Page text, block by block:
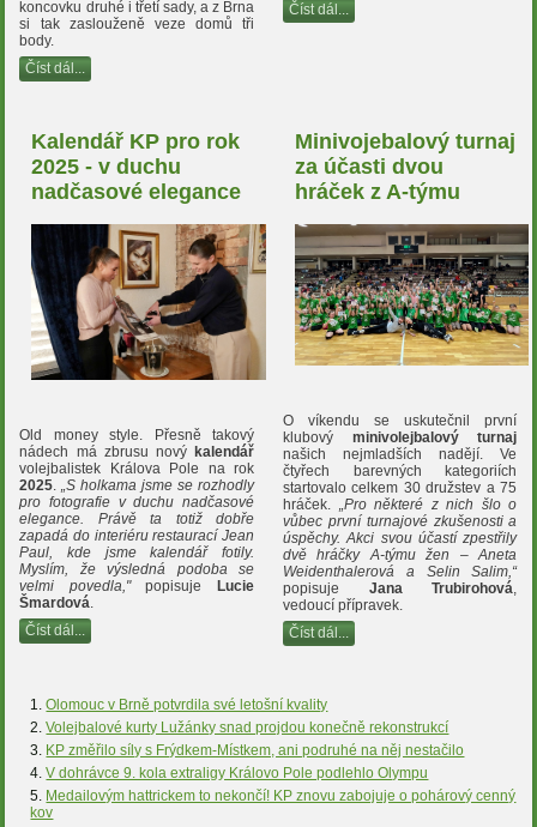
koncovku druhé i třetí sady, a z Brna
si tak zaslouženě veze domů tři
body.
Číst dál...
Číst dál...
Kalendář KP pro rok
2025 - v duchu
nadčasové elegance
Old money style. Přesně takový
nádech má zbrusu nový kalendář
volejbalistek Králova Pole na rok
2025.„S holkama jsme se rozhodly
pro fotografie v duchu nadčasové
elegance. Právě ta totiž dobře
zapadá do interiéru restaurací Jean
Paul, kde jsme kalendář fotily.
Myslím, že výsledná podoba se
velmi povedla,"popisuje
Lucie
Šmardová.
Číst dál...
Minivojebalový turnaj
za účasti dvou
hráček z A-týmu
O víkendu se uskutečnil první
klubový minivolejbalový turnaj
našich nejmladších nadějí. Ve
čtyřech barevných kategoriích
startovalo celkem 30 družstev a 75
hráček. „Pro některé z nich šlo o
vůbec první turnajové zkušenosti a
úspěchy. Akci svou účastí zpestřily
dvě hráčky A-týmu žen – Aneta
Weidenthalerová a Selin Salim,“
popisuje Jana Trubirohová,
vedoucí přípravek.
Číst dál...
Olomouc v Brně potvrdila své letošní kvality
Volejbalové kurty Lužánky snad projdou konečně rekonstrukcí
KP změřilo síly s Frýdkem-Místkem, ani podruhé na něj nestačilo
V dohrávce 9. kola extraligy Královo Pole podlehlo Olympu
Medailovým hattrickem to nekončí! KP znovu zabojuje o pohárový cenný
kov